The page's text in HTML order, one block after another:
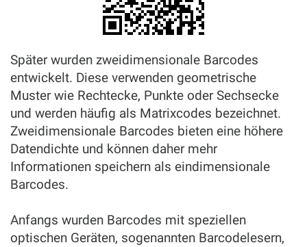
Später wurden zweidimensionale Barcodes
entwickelt. Diese verwenden geometrische
Muster wie Rechtecke, Punkte oder Sechsecke
und werden häufig als Matrixcodes bezeichnet.
Zweidimensionale Barcodes bieten eine höhere
Datendichte und können daher mehr
Informationen speichern als eindimensionale
Barcodes.
Anfangs wurden Barcodes mit speziellen
optischen Geräten, sogenannten Barcodelesern,